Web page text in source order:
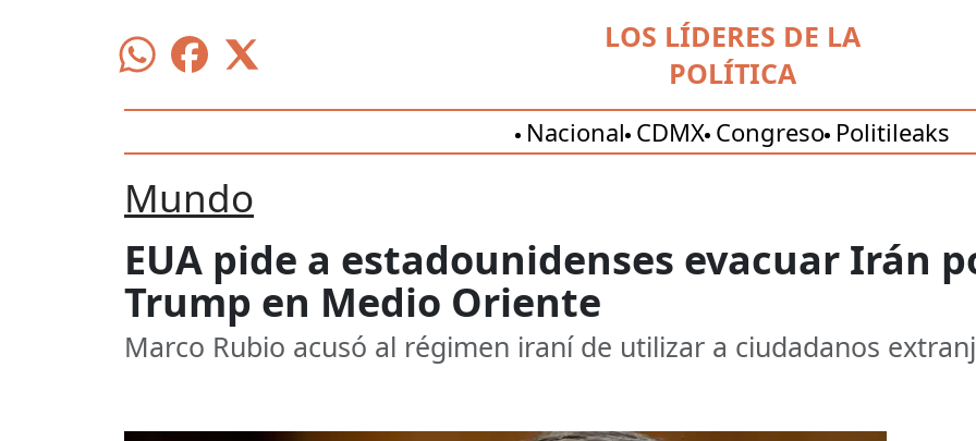
LOS LÍDERES DE LA
POLÍTICA
Nacional CDMX Congreso Politileaks
Mundo
EUA pide a estadounidenses evacuar Irán
Trump en Medio Oriente
Marco Rubio acusó al régimen iraní de utilizar a ciudadanos